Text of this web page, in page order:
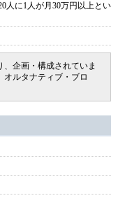
人に1人が月30万円以上とい
企画・構成されていま
ルタナティブ・ブロ